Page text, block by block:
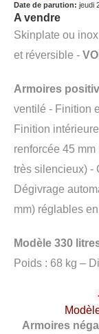
Date de parution: jeudi
A vendre
Skinplate ou
et réversible -
Armoires
ventilé - Finition
Finition
renforcée 45
très silencieux) -
Dégivrage
mm) réglables
Modèle 330
Poids : 68 kg –
Armoires